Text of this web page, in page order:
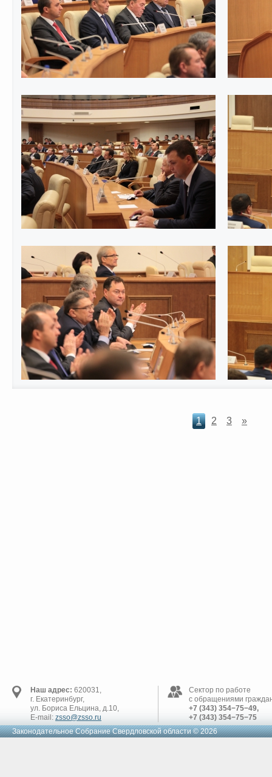
1 2 3 »
Наш адрес: 620031,
г. Екатеринбург,
ул. Бориса Ельцина, д.10,
E-mail: zsso@zsso.ru
Сектор по работе
с обращениями
+7 (343) 354−75−49,
+7 (343) 354−75−75
Законодательное Cобрание Свердловской области © 2026